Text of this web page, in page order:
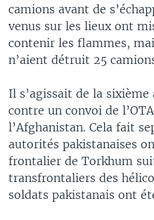
camions avant de
venus sur les lieux ont
contenir les flammes,
n’aient détruit 25
Il s’agissait de la
contre un convoi de
l’Afghanistan. Cela fait
autorités pakistanaises
frontalier de Torkhum
transfrontaliers des
soldats pakistanais ont